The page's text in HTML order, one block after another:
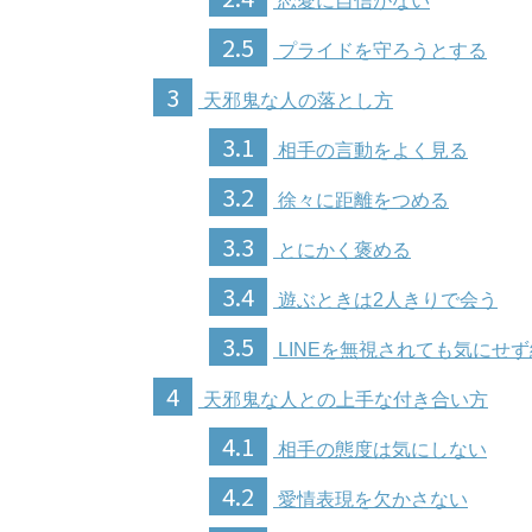
2.5 プライドを守ろうとする
3 天邪鬼な人の落とし方
3.1 相手の言動をよく見る
3.2 徐々に距離をつめる
3.3 とにかく褒める
3.4 遊ぶときは2人きりで会う
3.5 LINEを無視されても気にせ
4 天邪鬼な人との上手な付き合い方
4.1 相手の態度は気にしない
4.2 愛情表現を欠かさない